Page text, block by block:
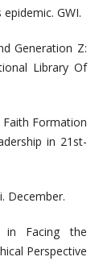
epidemic. GWI.
Generation Z:
Library Of
Faith Formation
in 21st-
December.
in Facing the
Perspective